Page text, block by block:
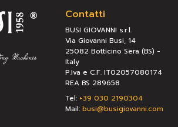
Contatti
BUSI GIOVANNI s.r.l.
Via Giovanni Busi, 14
25082 Botticino Sera (BS) -
Italy
P.Iva e C.F. IT02057080174
REA BS 289658
Tel: +39 030 2190304
Mail: busi@busigiovanni.com